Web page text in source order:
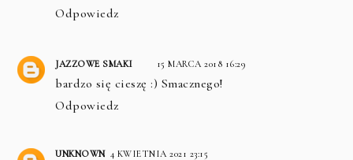
Odpowiedz
JAZZOWE SMAKI 15 MARCA 2018 16:29
bardzo się cieszę :) Smacznego!
Odpowiedz
UNKNOWN 4 KWIETNIA 2021 23:15